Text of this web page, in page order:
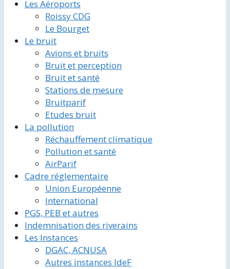
Les Aéroports
Roissy CDG
Le Bourget
Le bruit
Avions et bruits
Bruit et perception
Bruit et santé
Stations de mesure
Bruitparif
Etudes bruit
La pollution
Réchauffement climatique
Pollution et santé
AirParif
Cadre réglementaire
Union Européenne
International
PGS, PEB et autres
Indemnisation des riverains
Les Instances
DGAC, ACNUSA
Autres instances IdeF